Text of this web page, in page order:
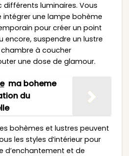
différents luminaires. Vous
intégrer une lampe bohème
pour créer un point
encore, suspendre un lustre
à coucher
une dose de glamour.
ma boheme
du
bohèmes et lustres peuvent
les styles d’intérieur pour
d’enchantement et de